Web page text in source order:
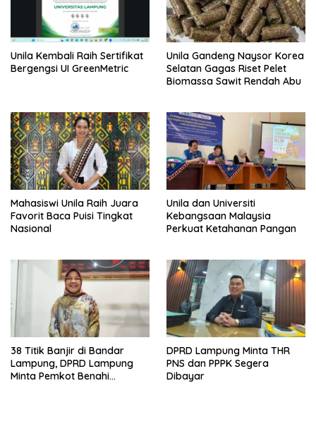
Unila Kembali Raih Sertifikat
Bergengsi UI GreenMetric
Unila Gandeng Naysor Korea
Selatan Gagas Riset Pelet
Biomassa Sawit Rendah Abu
Mahasiswi Unila Raih Juara
Favorit Baca Puisi Tingkat
Nasional
Unila dan Universiti
Kebangsaan Malaysia
Perkuat Ketahanan Pangan
38 Titik Banjir di Bandar
Lampung, DPRD Lampung
Minta Pemkot Benahi
DPRD Lampung Minta THR
PNS dan PPPK Segera
Dibayar